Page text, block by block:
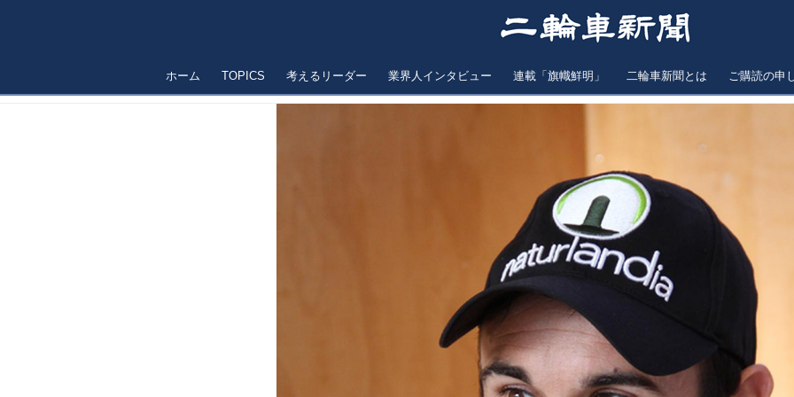
ホーム TOPICS 考えるリーダー 業界人インタビュー 連載「旗幟鮮明」 二輪車新聞とは ご購読の申